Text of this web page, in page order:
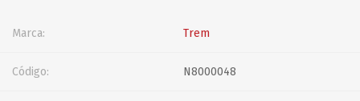
Marca: Trem
Código: N8000048